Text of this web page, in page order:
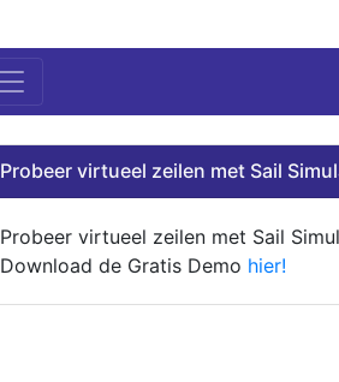
Probeer virtueel zeilen met Sail
Probeer virtueel zeilen met Sail
Download de Gratis Demo hier!